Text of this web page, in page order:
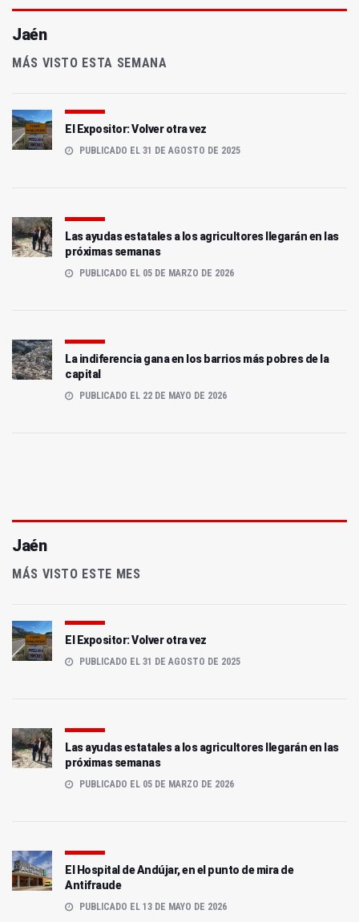
Jaén
MÁS VISTO ESTA SEMANA
El Expositor: Volver otra vez
PUBLICADO EL 31 DE AGOSTO DE 2025
Las ayudas estatales a los agricultores llegarán en las
próximas semanas
PUBLICADO EL 05 DE MARZO DE 2026
La indiferencia gana en los barrios más pobres de la
capital
PUBLICADO EL 22 DE MAYO DE 2026
Jaén
MÁS VISTO ESTE MES
El Expositor: Volver otra vez
PUBLICADO EL 31 DE AGOSTO DE 2025
Las ayudas estatales a los agricultores llegarán en las
próximas semanas
PUBLICADO EL 05 DE MARZO DE 2026
El Hospital de Andújar, en el punto de mira de
Antifraude
PUBLICADO EL 13 DE MAYO DE 2026